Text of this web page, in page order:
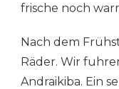
frische noch
Nach dem
Räder. Wir
Andraikiba. Ein